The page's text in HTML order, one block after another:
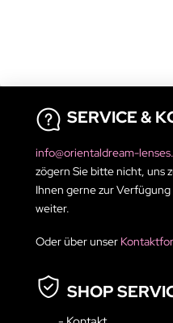
SERVICE &
info@orientaldream-
zögern Sie bitte nicht, uns
Ihnen gerne zur
weiter.
Oder über unser
SHOP